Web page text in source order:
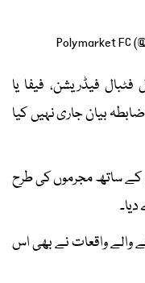
فیڈریشن، فیفا یا
بیان جاری نہیں کیا
کے ساتھ مجرموں کی طرح
واقعات نے بھی اس